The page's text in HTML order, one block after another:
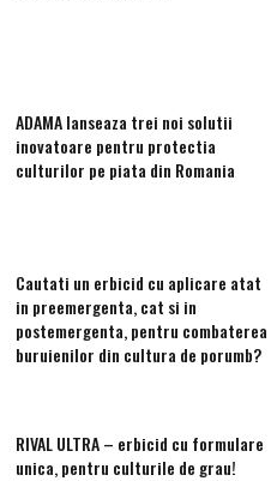
ADAMA lanseaza trei noi solutii
inovatoare pentru protectia
culturilor pe piata din Romania
Cautati un erbicid cu aplicare atat
in preemergenta, cat si in
postemergenta, pentru combaterea
buruienilor din cultura de porumb?
RIVAL ULTRA – erbicid cu formulare
unica, pentru culturile de grau!